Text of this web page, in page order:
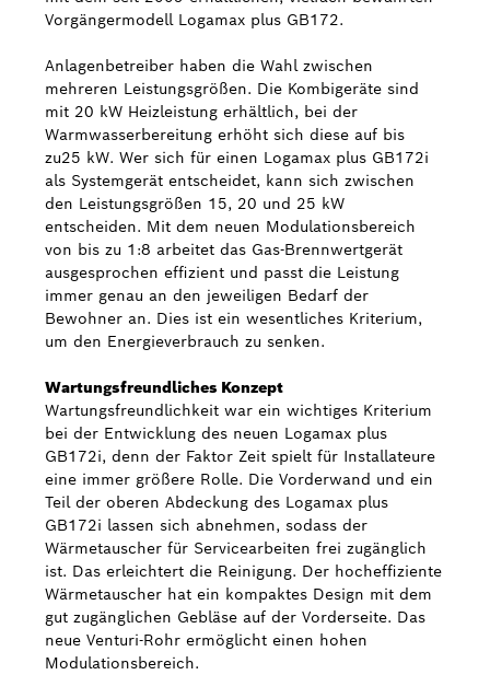
Kontakt
Vorgängermodell Logamax plus GB172.
Anlagenbetreiber haben die Wahl zwischen
mehreren Leistungsgrößen. Die Kombigeräte sind
mit 20 kW Heizleistung erhältlich, bei der
Warmwasserbereitung erhöht sich diese auf bis
zu25 kW. Wer sich für einen Logamax plus GB172i
als Systemgerät entscheidet, kann sich zwischen
den Leistungsgrößen 15, 20 und 25 kW
entscheiden. Mit dem neuen Modulationsbereich
von bis zu 1:8 arbeitet das Gas-Brennwertgerät
ausgesprochen effizient und passt die Leistung
immer genau an den jeweiligen Bedarf der
Bewohner an. Dies ist ein wesentliches Kriterium,
um den Energieverbrauch zu senken.
Wartungsfreundliches Konzept
Wartungsfreundlichkeit war ein wichtiges Kriterium
bei der Entwicklung des neuen Logamax plus
GB172i, denn der Faktor Zeit spielt für Installateure
eine immer größere Rolle. Die Vorderwand und ein
Teil der oberen Abdeckung des Logamax plus
GB172i lassen sich abnehmen, sodass der
Wärmetauscher für Servicearbeiten frei zugänglich
ist. Das erleichtert die Reinigung. Der hocheffiziente
Wärmetauscher hat ein kompaktes Design mit dem
gut zugänglichen Gebläse auf der Vorderseite. Das
neue Venturi-Rohr ermöglicht einen hohen
Modulationsbereich.